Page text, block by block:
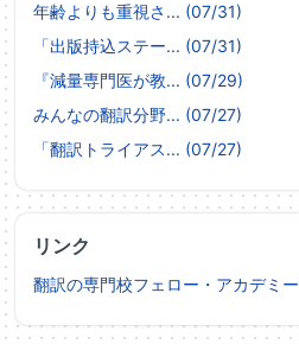
年齢よりも重視さ... (07/31)
「出版持込ステー... (07/31)
『減量専門医が教... (07/29)
みんなの翻訳分野... (07/27)
「翻訳トライアス... (07/27)
リンク
翻訳の専門校フェロー・アカデミー